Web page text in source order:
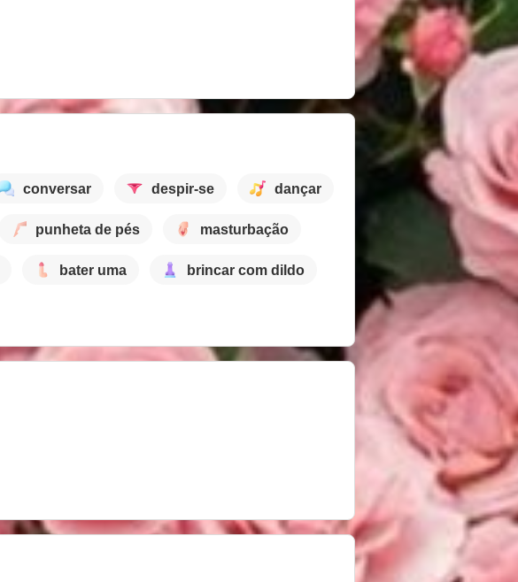
conversar despir-se dançar
punheta de pés masturbação
bater uma brincar com dildo